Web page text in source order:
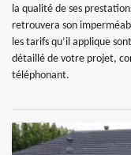
la qualité de ses
retrouvera son
les tarifs qu’il applique
détaillé de votre projet,
téléphonant.